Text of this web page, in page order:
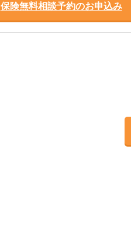
保険無料相談予約のお申込み